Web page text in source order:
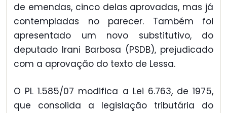
de emendas, cinco delas aprovadas, mas já
contempladas no parecer. Também foi
apresentado um novo substitutivo, do
deputado Irani Barbosa (PSDB), prejudicado
com a aprovação do texto de Lessa.
O PL 1.585/07 modifica a Lei 6.763, de 1975,
que consolida a legislação tributária do